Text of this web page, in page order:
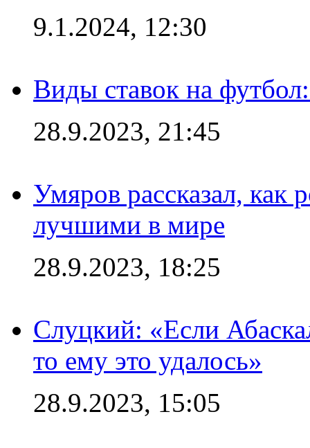
9.1.2024, 12:30
Виды ставок на
28.9.2023, 21:45
Умяров рассказал, как
лучшими в мире
28.9.2023, 18:25
Слуцкий: «Если
то ему это удалось»
28.9.2023, 15:05